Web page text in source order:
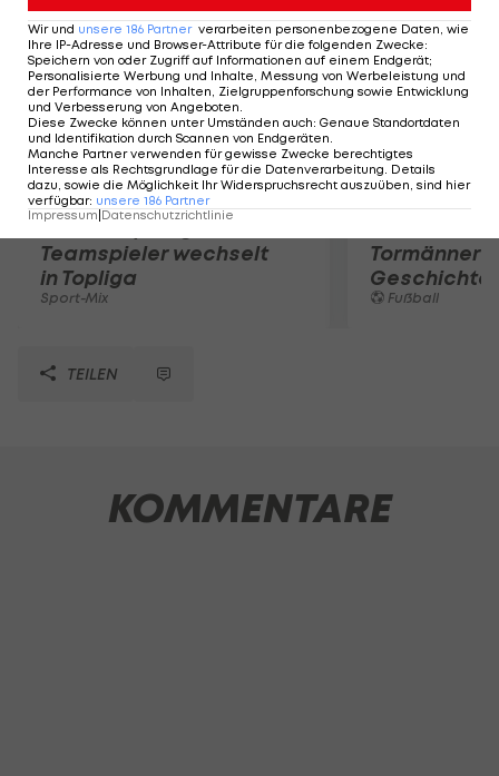
Karrieresprung! ÖVV-
Teamspieler wechselt
in Topliga
Sport-Mix
Tormänner
Geschichte
Fußball
TEILEN
KOMMENTARE
Wir und unsere 186 Partner verarbeiten personenbezogene Daten, wie
Ihre IP-Adresse und Browser-Attribute für die folgenden Zwecke:
Speichern von oder Zugriff auf Informationen auf einem Endgerät;
Personalisierte Werbung und Inhalte, Messung von Werbeleistung und
der Performance von Inhalten, Zielgruppenforschung sowie Entwicklung
und Verbesserung von Angeboten.
Diese Zwecke können unter Umständen auch: Genaue Standortdaten
und Identifikation durch Scannen von Endgeräten.
Manche Partner verwenden für gewisse Zwecke berechtigtes
Interesse als Rechtsgrundlage für die Datenverarbeitung. Details
dazu, sowie die Möglichkeit Ihr Widerspruchsrecht auszuüben, sind hier
verfügbar: unsere 186 Partner
Impressum Datenschutzrichtlinie